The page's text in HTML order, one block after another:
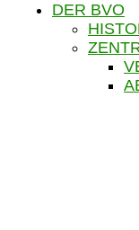
DER BVO